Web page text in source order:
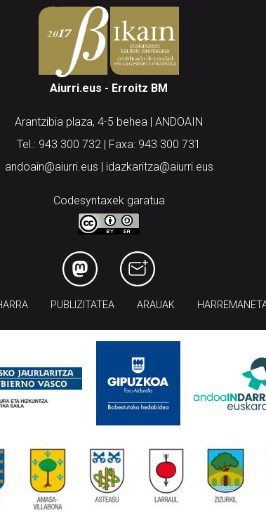
Aiurri.eus - Erroitz BM
Arantzibia plaza, 4-5 behea | ANDOAIN
Tel.: 943 300 732 | Faxa: 943 300 731
andoain@aiurri.eus | idazkaritza@aiurri.eus
Codesyntaxek garatua
PUBLIZITATEA ARAUAK